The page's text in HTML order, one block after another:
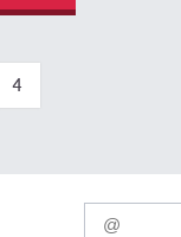
4
Pro
odběr